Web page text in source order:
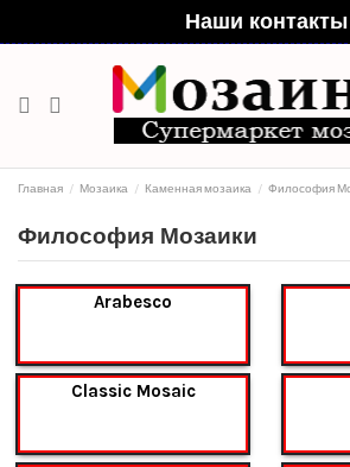
Наши контакты
Главная Мозаика Каменная мозаика Философия
Философия Мозаики
Arabesco
Classic Mosaic